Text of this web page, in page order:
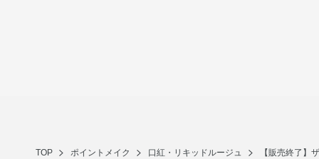
TOP ポイントメイク 口紅・リキッドルージュ 【販売終了】